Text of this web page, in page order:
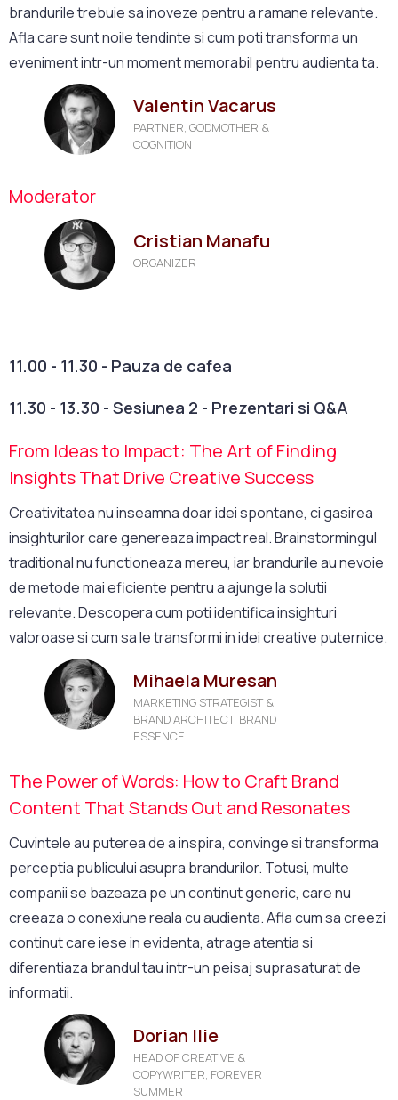
brandurile trebuie sa inoveze pentru a ramane relevante.
Afla care sunt noile tendinte si cum poti transforma un
eveniment intr-un moment memorabil pentru audienta ta.
Valentin Vacarus
PARTNER, GODMOTHER &
COGNITION
Moderator
Cristian Manafu
ORGANIZER
11.00 - 11.30 - Pauza de cafea
11.30 - 13.30 - Sesiunea 2 - Prezentari si Q&A
From Ideas to Impact: The Art of Finding
Insights That Drive Creative Success
Creativitatea nu inseamna doar idei spontane, ci gasirea
insighturilor care genereaza impact real. Brainstormingul
traditional nu functioneaza mereu, iar brandurile au nevoie
de metode mai eficiente pentru a ajunge la solutii
relevante. Descopera cum poti identifica insighturi
valoroase si cum sa le transformi in idei creative puternice.
Mihaela Muresan
MARKETING STRATEGIST &
BRAND ARCHITECT, BRAND
ESSENCE
The Power of Words: How to Craft Brand
Content That Stands Out and Resonates
Cuvintele au puterea de a inspira, convinge si transforma
perceptia publicului asupra brandurilor. Totusi, multe
companii se bazeaza pe un continut generic, care nu
creeaza o conexiune reala cu audienta. Afla cum sa creezi
continut care iese in evidenta, atrage atentia si
diferentiaza brandul tau intr-un peisaj suprasaturat de
informatii.
Dorian Ilie
HEAD OF CREATIVE &
COPYWRITER, FOREVER
SUMMER